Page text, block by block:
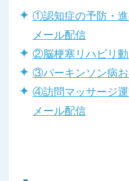
①認知症の予防・
メール配信
②脳梗塞リハビリ
③パーキンソン病
④訪問マッサージ運
メール配信